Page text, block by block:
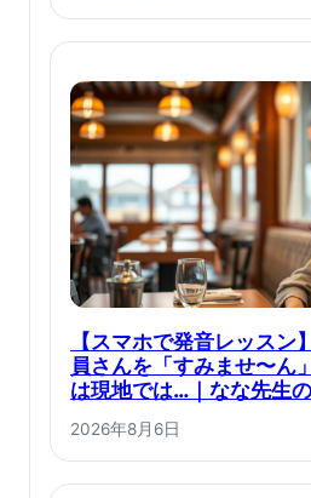
【スマホで発音レッスン
員さんを「すみませ〜ん
は現地では…｜なな先生
2026年8月6日